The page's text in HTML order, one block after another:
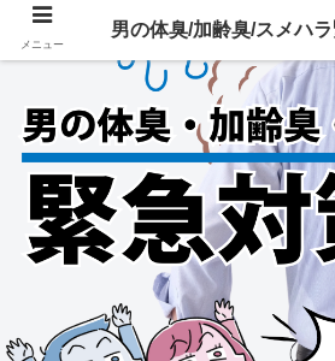
メニュー
男の体臭/加齢臭/スメハ